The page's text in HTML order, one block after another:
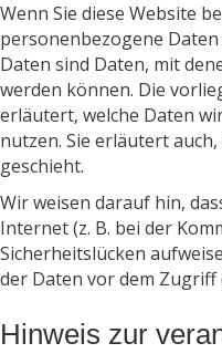
Wenn Sie diese Website
personenbezogene
Daten sind Daten, mit
werden können. Die
erläutert, welche Daten
nutzen. Sie erläutert
geschieht.
Wir weisen darauf hin,
Internet (z. B. bei der
Sicherheitslücken
der Daten vor dem
Hinweis zur